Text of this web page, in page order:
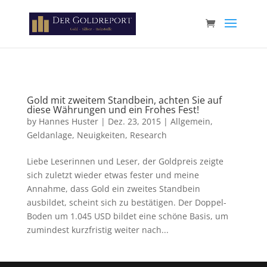
Gold mit zweitem Standbein, achten Sie auf
diese Währungen und ein Frohes Fest!
by Hannes Huster| Dez. 23, 2015| Allgemein,
Geldanlage, Neuigkeiten, Research
Liebe Leserinnen und Leser, der Goldpreis zeigte
sich zuletzt wieder etwas fester und meine
Annahme, dass Gold ein zweites Standbein
ausbildet, scheint sich zu bestätigen. Der Doppel-
Boden um 1.045 USD bildet eine schöne Basis, um
zumindest kurzfristig weiter nach...